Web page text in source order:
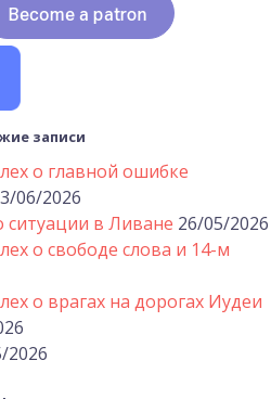
записи
о главной ошибке
06/2026
в Ливане 26/05/2026
о свободе слова и 14-м
о врагах на дорогах Иудеи
2026